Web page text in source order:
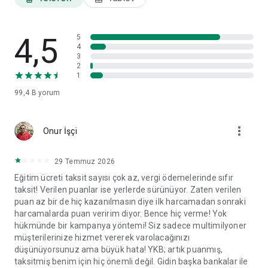
World Mobil'i yorumlarınız doğrultusunda geliştirmeye devam
edeceğiz.
4,5
99,4 B yorum
5
4
3
2
1
Onur İşçi more_vert
29 Temmuz 2026
Eğitim ücreti taksit sayısı çok az, vergi ödemelerinde sıfır
taksit! Verilen puanlar ise yerlerde sürünüyor. Zaten verilen
puan az bir de hiç kazanılmasın diye ilk harcamadan sonraki
harcamalarda puan veririm diyor. Bence hiç verme! Yok
hükmünde bir kampanya yöntemi! Siz sadece multimilyoner
müşterilerinize hizmet vererek varolacağınızı
düşünüyorsunuz ama büyük hata! YKB; artık puanmış,
taksitmiş benim için hiç önemli değil. Gidin başka bankalar ile